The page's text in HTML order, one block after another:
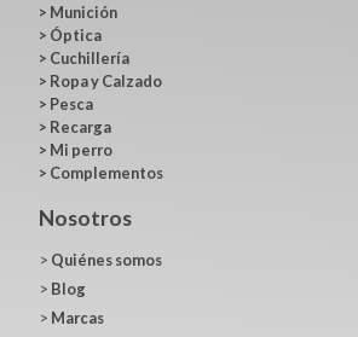
> Munición
> Óptica
> Cuchillería
> Ropa y Calzado
> Pesca
> Recarga
> Mi perro
> Complementos
Nosotros
> Quiénes somos
> Blog
> Marcas